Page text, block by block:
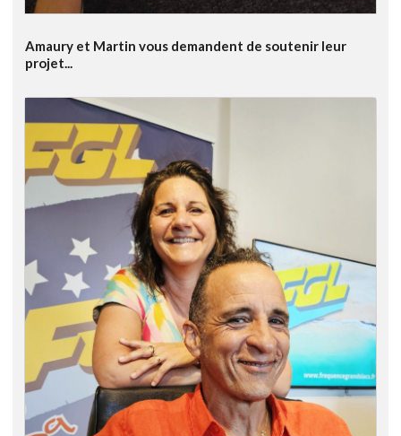
Amaury et Martin vous demandent de soutenir leur
projet...